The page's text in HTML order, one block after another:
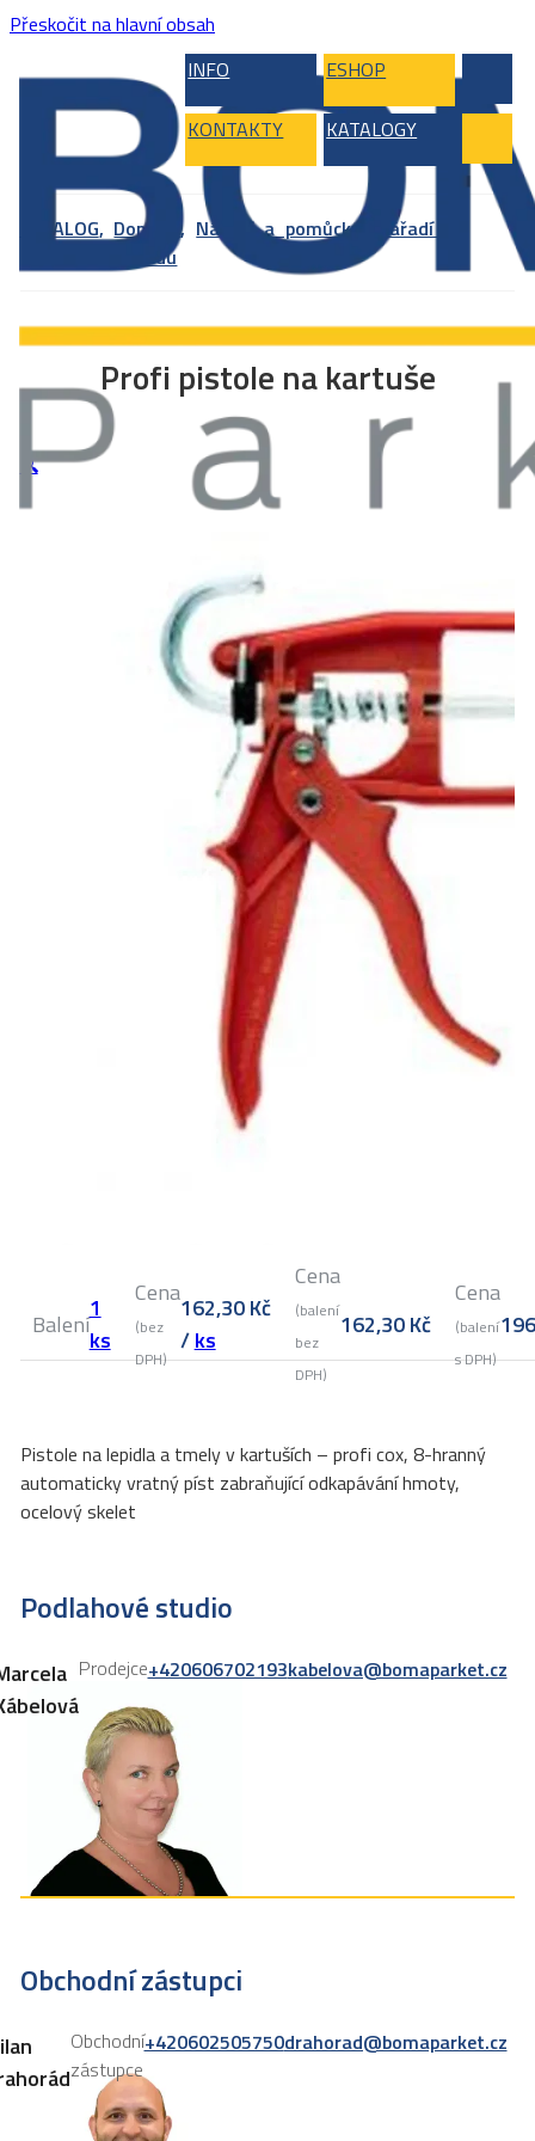
Přeskočit na hlavní obsah
INFO
ESHOP
KONTAKTY KATALOGY
KATALOG, Doplňky, Nářadí a pomůcky
Nářadí na
přípravu podkladu
Profi pistole na kartuše
🔍
Balení1
ks
Cena
(bez
DPH)
162,30Kč
/ks
Cena
(balení
bez
DPH)
162,30Kč
Cena
(balení
s DPH)
Pistole na lepidla a tmely v kartuších – profi cox, 8-hranný
automaticky vratný píst zabraňující odkapávání hmoty,
ocelový skelet
Podlahové studio
Prodejce+420606702193kabelova@bomaparket.cz
Obchodní zástupci
Obchodní
zástupce
+420602505750drahorad@bomaparket.cz